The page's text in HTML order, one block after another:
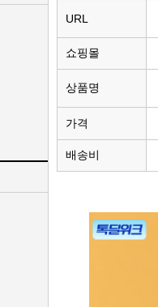
URL
쇼핑몰
상품명
가격
배송비